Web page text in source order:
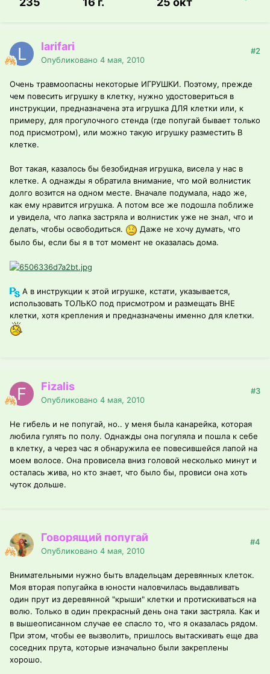
larifari
Опубликовано 4 мая, 2010
#2
Очень травмоопасны некоторые ИГРУШКИ. Поэтому, прежде
чем повесить игрушку в клетку, нужно удостовериться в
инструкции, предназначена эта игрушка ДЛЯ клетки или, к
примеру, для прогулочного стенда (где попугай бывает только
под присмотром), или можно такую игрушку разместить В
клетке.
Вот такая, казалось бы безобидная игрушка, висела у нас в
клетке. А однажды я обратила внимание, что мой волнистик
долго возится на одном месте. Вначале подумала, надо же,
как ему нравится игрушка. А потом все же подошла поближе
и увидела, что лапка застряла и волнистик уже не знал, что и
делать, чтобы освободиться.
Даже не хочу думать, что
было бы, если бы я в тот момент не оказалась дома.
А в инструкции к этой игрушке, кстати, указывается,
использовать ТОЛЬКО под присмотром и размещать ВНЕ
клетки, хотя крепления и предназначены именно для клетки.
Fizalis
Опубликовано 4 мая, 2010
#3
Не гибель и не попугай, но.. у меня была канарейка, которая
любила гулять по полу. Однажды она погуляла и пошла к себе
в клетку, а через час я обнаружила ее повесившейся лапой на
моем волосе. Она провисела вниз головой несколько минут и
осталась жива, но кто знает, что было бы, провиси она хоть
чуток дольше.
Говорящий попугай
Опубликовано 4 мая, 2010
#4
Внимательными нужно быть владельцам деревянных клеток.
Моя вторая попугайка в юности наловчилась выдавливать
один прут из деревянной "крыши" клетки и протискиваться на
волю. Только в один прекрасный день она таки застряла. Как и
в вышеописанном случае ее спасло то, что я оказалась рядом.
При этом, чтобы ее вызволить, пришлось вытаскивать еще два
соседних прута, которые изначально были закреплены
хорошо.